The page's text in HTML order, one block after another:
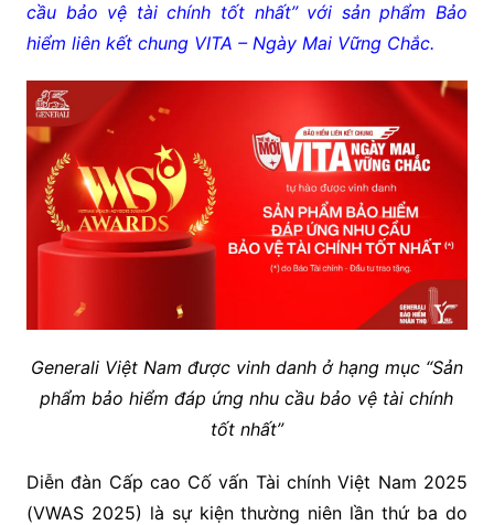
cầu bảo vệ tài chính tốt nhất” với sản phẩm Bảo
hiểm liên kết chung VITA – Ngày Mai Vững Chắc.
Generali Việt Nam được vinh danh ở hạng mục “Sản
phẩm bảo hiểm đáp ứng nhu cầu bảo vệ tài chính
tốt nhất”
Diễn đàn Cấp cao Cố vấn Tài chính Việt Nam 2025
(VWAS 2025) là sự kiện thường niên lần thứ ba do